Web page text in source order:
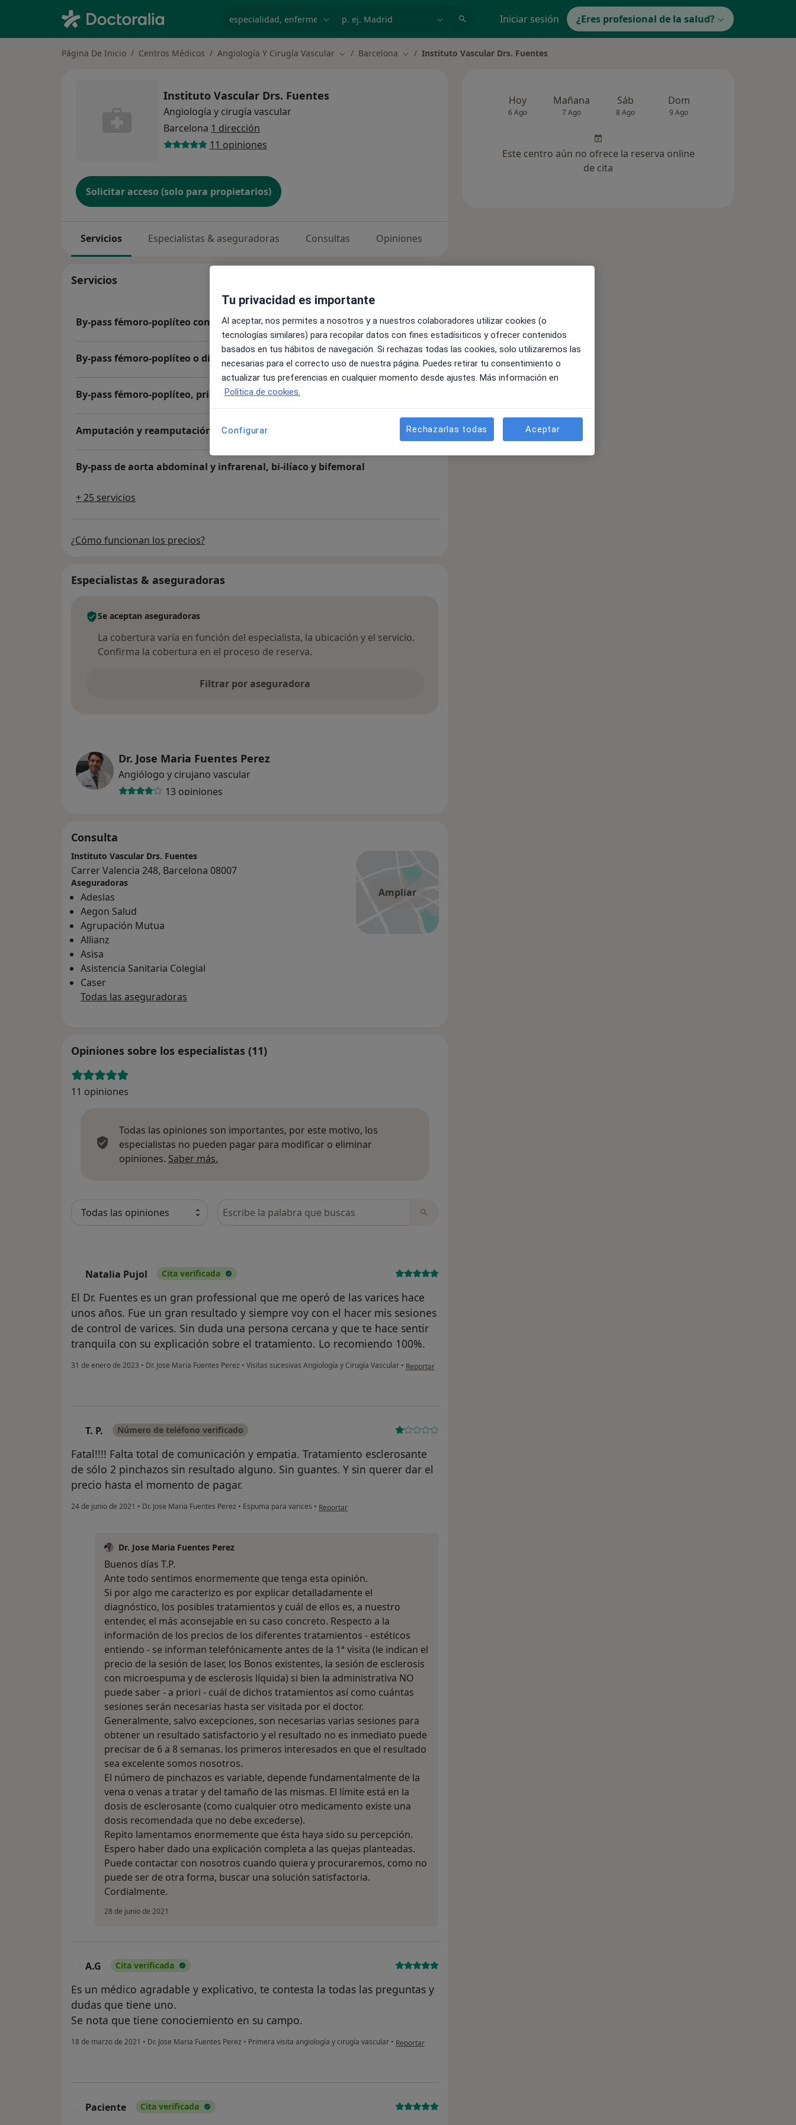
Iniciar sesión ¿Eres profesional de la salud?
Página De Inicio Centros Médicos Angiología Y Cirugía Vascular Cambiar de ciudad
Barcelona Cambiar de ciudad
Instituto Vascular Drs. Fuentes
Instituto Vascular Drs. Fuentes
Angiología y cirugía vascular
Barcelona 1 dirección
11 opiniones
Solicitar acceso (solo para propietarios)
Servicios Especialistas & aseguradoras Consultas Opiniones
Servicios
By-pass fémoro-poplíteo con angioplastia
By-pass fémoro-poplíteo o distal con vena
By-pass fémoro-poplíteo, primera porción con vena y/o prótesis
Amputación y reamputación de muñón
By-pass de aorta abdominal y infrarenal, bi-ilíaco y bifemoral
+ 25 servicios
¿Cómo funcionan los precios?
Especialistas & aseguradoras
Se aceptan aseguradoras
La cobertura varía en función del especialista, la ubicación y el servicio.
Confirma la cobertura en el proceso de reserva.
Filtrar por aseguradora
Dr. Jose Maria Fuentes Perez
Angiólogo y cirujano vascular
13 opiniones
Consulta
Ampliar
Instituto Vascular Drs. Fuentes
Carrer Valencia 248, Barcelona 08007
Aseguradoras
Adeslas
Aegon Salud
Agrupación Mutua
Allianz
Asisa
Asistencia Sanitaria Colegial
Caser
Todas las aseguradoras
Opiniones sobre los especialistas (11)
11 opiniones
Todas las opiniones son importantes, por este motivo, los
especialistas no pueden pagar para modificar o eliminar
opiniones. Saber más.
Busca en opiniones
Natalia Pujol Cita verificada
El Dr. Fuentes es un gran professional que me operó de las varices hace
unos años. Fue un gran resultado y siempre voy con el hacer mis sesiones
de control de varices. Sin duda una persona cercana y que te hace sentir
tranquila con su explicación sobre el tratamiento. Lo recomiendo 100%.
31 de enero de 2023 • Dr. Jose Maria Fuentes Perez • Visitas sucesivas Angiología y Cirugía Vascular • en opinión del usuario Natalia Pujol
Reportar
T. P. Número de teléfono verificado
Fatal!!!! Falta total de comunicación y empatia. Tratamiento esclerosante
de sólo 2 pinchazos sin resultado alguno. Sin guantes. Y sin querer dar el
precio hasta el momento de pagar.
24 de junio de 2021 • Dr. Jose Maria Fuentes Perez • Espuma para varices • en opinión del usuario T. P.
Reportar
Dr. Jose Maria Fuentes Perez
Buenos días T.P.
Ante todo sentimos enormemente que tenga esta opinión.
Si por algo me caracterizo es por explicar detalladamente el
diagnóstico, los posibles tratamientos y cuál de ellos es, a nuestro
entender, el más aconsejable en su caso concreto. Respecto a la
información de los precios de los diferentes tratamientos - estéticos
entiendo - se informan telefónicamente antes de la 1ª visita (le indican el
precio de la sesión de laser, los Bonos existentes, la sesión de esclerosis
con microespuma y de esclerosis líquida) si bien la administrativa NO
puede saber - a priori - cuál de dichos tratamientos así como cuántas
sesiones serán necesarias hasta ser visitada por el doctor.
Generalmente, salvo excepciones, son necesarias varias sesiones para
obtener un resultado satisfactorio y el resultado no es inmediato puede
precisar de 6 a 8 semanas. los primeros interesados en que el resultado
sea excelente somos nosotros.
El número de pinchazos es variable, depende fundamentalmente de la
vena o venas a tratar y del tamaño de las mismas. El límite está en la
dosis de esclerosante (como cualquier otro medicamento existe una
dosis recomendada que no debe excederse).
Repito lamentamos enormemente que ésta haya sido su percepción.
Espero haber dado una explicación completa a las quejas planteadas.
Puede contactar con nosotros cuando quiera y procuraremos, como no
puede ser de otra forma, buscar una solución satisfactoria.
Cordialmente.
28 de junio de 2021
A.G Cita verificada
Es un médico agradable y explicativo, te contesta la todas las preguntas y
dudas que tiene uno.
Se nota que tiene conociemiento en su campo.
18 de marzo de 2021 • Dr. Jose Maria Fuentes Perez • Primera visita angiología y cirugía vascular • en opinión del usuario A.G
Reportar
Paciente Cita verificada
Hoy
6 Ago
Mañana
7 Ago
Sáb
8 Ago
Dom
9 Ago
Este centro aún no ofrece la reserva online
de cita
Tu privacidad es importante
Al aceptar, nos permites a nosotros y a nuestros colaboradores utilizar cookies (o
tecnologías similares) para recopilar datos con fines estadísiticos y ofrecer contenidos
basados en tus hábitos de navegación. Si rechazas todas las cookies, solo utilizaremos las
necesarias para el correcto uso de nuestra página. Puedes retirar tu consentimiento o
actualizar tus preferencias en cualquier momento desde ajustes. Más información en
Política de cookies.
Configurar Rechazarlas todas Aceptar